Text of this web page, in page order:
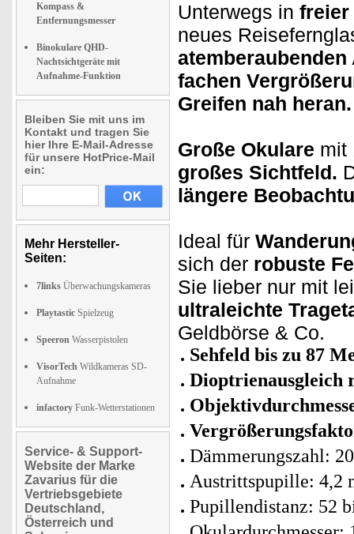
Kompass &
Entfernungsmesser
Binokulare QHD-
Nachtsichtgeräte mit
Aufnahme-Funktion
Bleiben Sie mit uns im
Kontakt und tragen Sie
hier Ihre E-Mail-Adresse
für unsere HotPrice-Mail
ein:
Mehr Hersteller-
Seiten:
7links Überwachungskameras
Playtastic Spielzeug
Speeron Wasserpistolen
VisorTech Wildkameras SD-
Aufnahme
infactory Funk-Wetterstationen
Service- & Support-
Website der Marke
Zavarius für die
Vertriebsgebiete
Deutschland,
Österreich und
Unterwegs in freier
neues
fachen
Greifen nah heran.
Große Okulare mit
großes Sichtfeld.
längere
Ideal für
sich der robuste
Sie lieber nur mit
ultraleichte
Geldbörse & Co.
Sehfeld bis zu 87
Dioptrienausgleich
Dämmerungszahl:
Austrittspupille: 4,2
Pupillendistanz: 52